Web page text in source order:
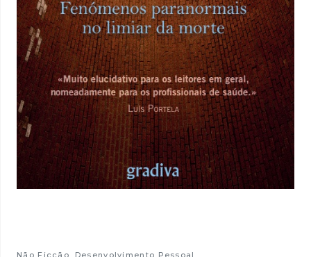
Não Ficção, Desenvolvimento Pessoal